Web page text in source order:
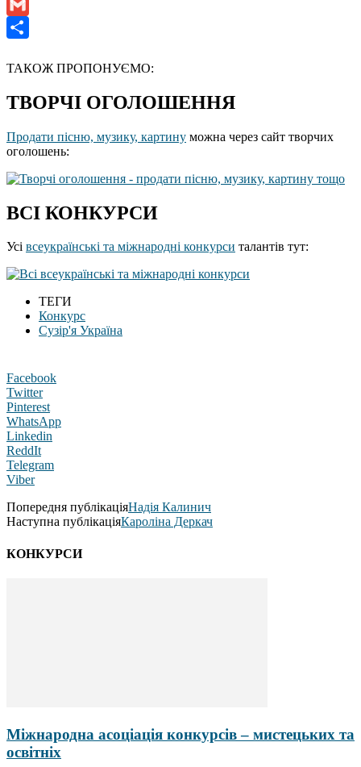
LinkedIn
Gmail
ТАКОЖ ПРОПОНУЄМО:
ТВОРЧІ ОГОЛОШЕННЯ
Продати пісню, музику, картину можна через сайт творчих
оголошень:
ВСІ КОНКУРСИ
Усі всеукраїнські та міжнародні конкурси талантів тут:
ТЕГИ
Конкурс
Сузір'я Україна
Facebook
Twitter
Pinterest
WhatsApp
Linkedin
ReddIt
Telegram
Viber
Попередня публікаціяНадія Калинич
Наступна публікаціяКароліна Деркач
КОНКУРСИ
Міжнародна асоціація конкурсів – мистецьких та
освітніх